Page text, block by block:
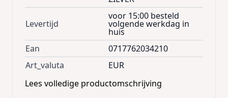
opstartondersteuning in.
Gegevensbehoud: gegevens worden ten
minste 10 jaar bewaard
Weerstand: 1000000 keer herschrijfbaar
Vermogen: USB met busvoeding (4,5 V ~ 5,5 V)
Werkstroom: Werktemperatuur: 0 ° C ~ 60 ° C
Opslagtemperatuur: -20 °C ~ 85 °C
Levertijd
voor 15:00 besteld
volgende werkdag in
huis
Ean
0717762034210
Art_valuta
EUR
Lees volledige productomschrijving